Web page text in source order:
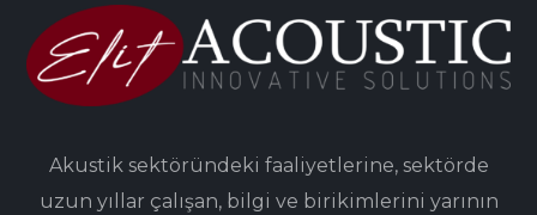
Akustik sektöründeki faaliyetlerine, sektörde
uzun yıllar çalışan, bilgi ve birikimlerini yarının